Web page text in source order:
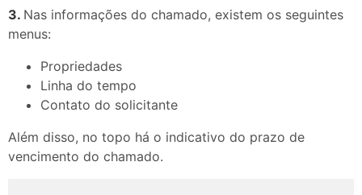
3. Nas informações do chamado, existem os seguintes
menus:
Propriedades
Linha do tempo
Contato do solicitante
Além disso, no topo há o indicativo do prazo de
vencimento do chamado.